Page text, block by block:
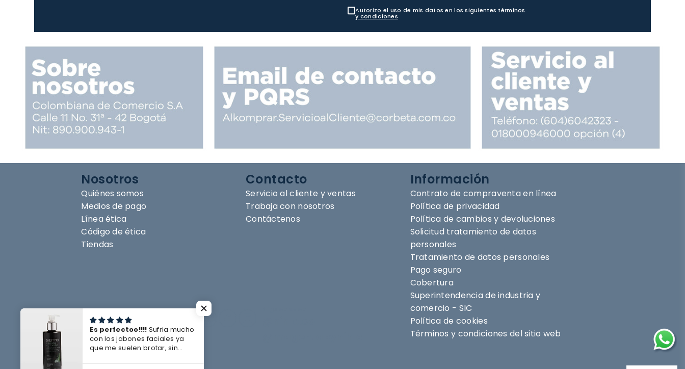
Autorizo el uso de mis datos en los siguientes términos
y condiciones
Nosotros
Quiénes somos
Medios de pago
Línea ética
Código de ética
Tiendas
Contacto
Servicio al cliente y ventas
Trabaja con nosotros
Contáctenos
Información
Contrato de compraventa en línea
Política de privacidad
Política de cambios y devoluciones
Solicitud tratamiento de datos
personales
Tratamiento de datos personales
Pago seguro
Cobertura
Superintendencia de industria y
comercio - SIC
Política de cookies
Términos y condiciones del sitio web
Es perfectoo!!!!Sufria mucho
con los jabones faciales ya
que me suelen brotar, sin
tan bien, que me deja la piel